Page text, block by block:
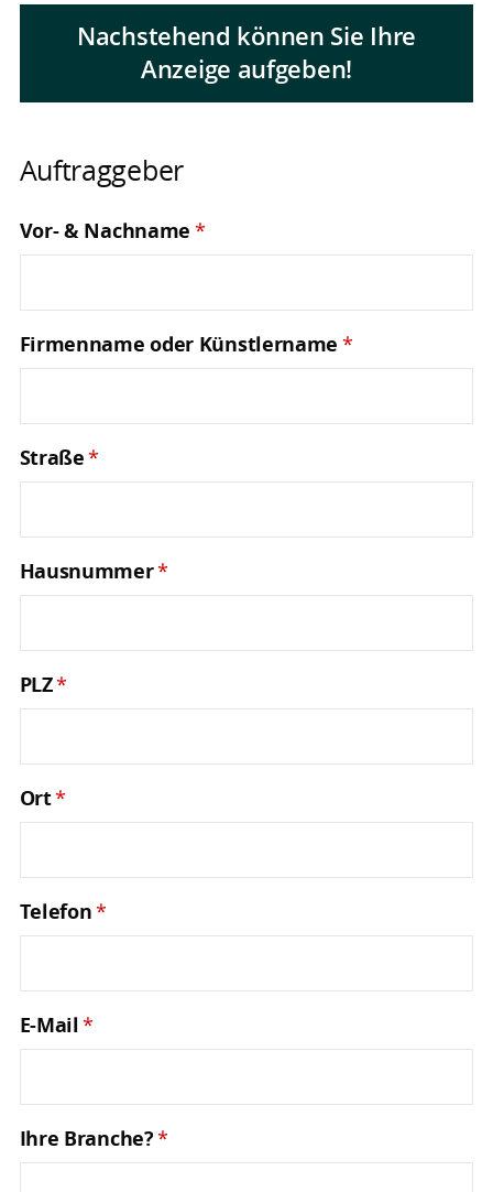
Nachstehend können Sie Ihre
Anzeige aufgeben!
Auftraggeber
Vor- & Nachname *
Firmenname oder Künstlername *
Straße*
Hausnummer*
PLZ*
Ort*
Telefon*
E-Mail *
Ihre Branche?*